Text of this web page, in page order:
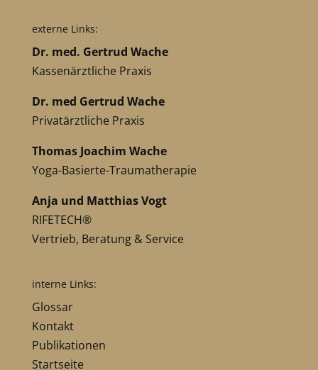
externe Links:
Dr. med. Gertrud Wache
Kassenärztliche Praxis
Dr. med Gertrud Wache
Privatärztliche Praxis
Thomas Joachim Wache
Yoga-Basierte-Traumatherapie
Anja und Matthias Vogt
RIFETECH®
Vertrieb, Beratung & Service
interne Links:
Glossar
Kontakt
Publikationen
Startseite